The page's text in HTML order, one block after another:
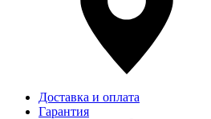
Доставка и оплата
Гарантия